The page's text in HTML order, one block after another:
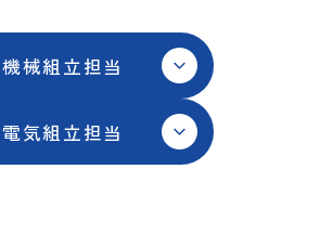
機械組立担当
電気組立担当